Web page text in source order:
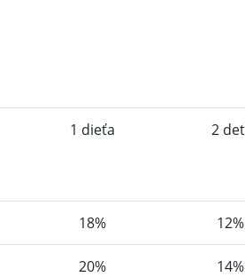
1 dieťa 2
18% 12%
20% 14%